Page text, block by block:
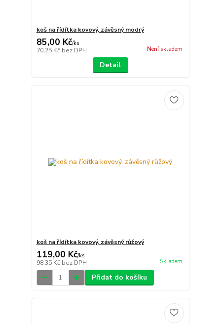
koš na řídítka kovový, závěsný modrý
85,00 Kč/ks
70,25 Kč bez DPH Není skladem
Detail
koš na řídítka kovový, závěsný růžový
119,00 Kč/ks
98,35 Kč bez DPH Skladem
Přidat do košíku